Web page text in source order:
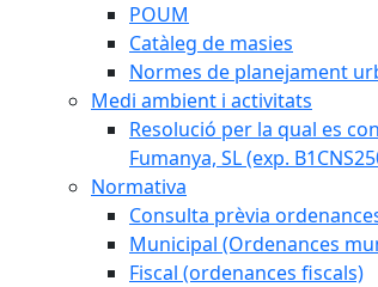
POUM
Catàleg de masies
Normes de planejament
Medi ambient i activitats
Resolució per la qual es
Fumanya, SL (exp.
Normativa
Consulta prèvia
Municipal (Ordenances
Fiscal (ordenances fiscals)